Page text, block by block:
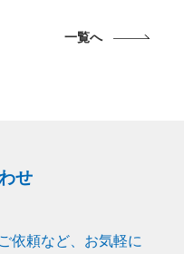
一覧へ
せ
依頼など、お気軽に